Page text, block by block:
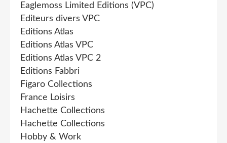
Eaglemoss Limited Editions (VPC)
Editeurs divers VPC
Editions Atlas
Editions Atlas VPC
Editions Atlas VPC 2
Editions Fabbri
Figaro Collections
France Loisirs
Hachette Collections
Hachette Collections
Hobby & Work